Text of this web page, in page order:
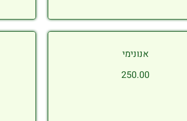
אנונימי
250.00